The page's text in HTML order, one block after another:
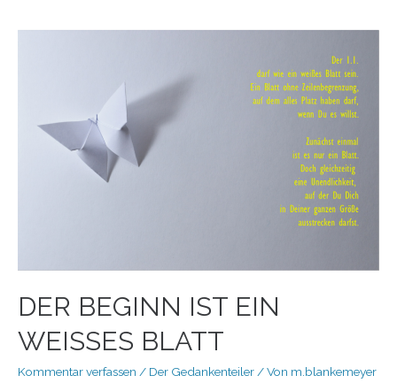
DER BEGINN IST EIN
WEISSES BLATT
Kommentar verfassen / Der Gedankenteiler / Von m.blankemeyer